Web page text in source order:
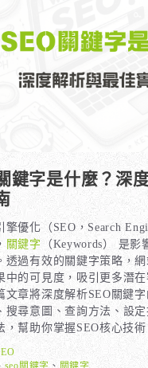
鍵字是什麼？深
擎優化（SEO，Search
關鍵字
（Keywords） 是
透過有效的關鍵字策略，
中的可見度，吸引更多潛
文章將深度解析SEO關鍵
搜尋意圖、查詢方法、設
，幫助你掌握SEO核心技術
seo關鍵字 、 關鍵字